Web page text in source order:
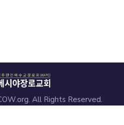
All Rights Reserved.